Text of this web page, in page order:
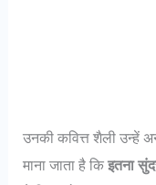
उनकी कवित्त शैली उन्हें
माना जाता है किइतना